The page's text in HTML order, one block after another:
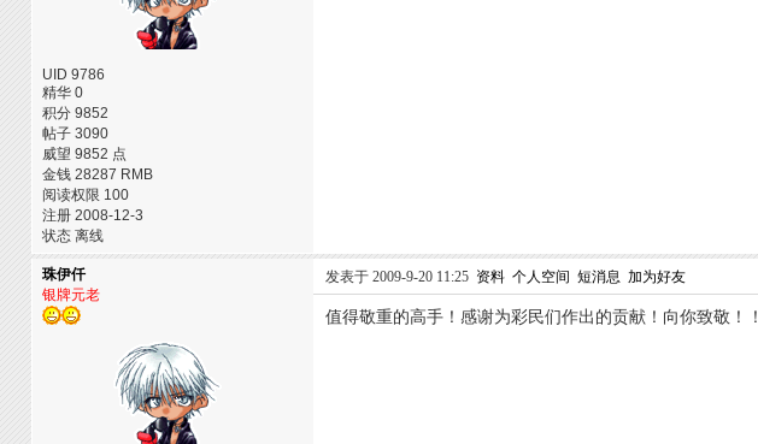
UID 9786
精华 0
积分 9852
帖子 3090
威望 9852 点
金钱 28287 RMB
阅读权限 100
注册 2008-12-3
状态 离线
珠伊仟
银牌元老
发表于 2009-9-20 11:25 资料 个人空间 短消息 加为好友
值得敬重的高手！感谢为彩民们作出的贡献！向你致敬！！